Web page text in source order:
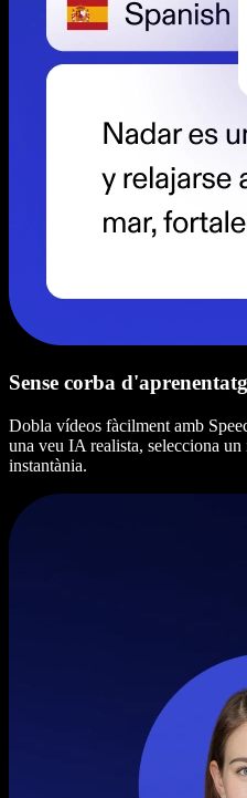
Sense corba
Dobla vídeos fàcilment amb
una veu IA realista, selecciona
instantània.